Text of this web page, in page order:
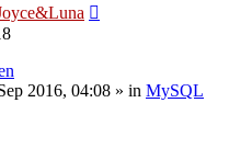
2016, 04:08 » in MySQL